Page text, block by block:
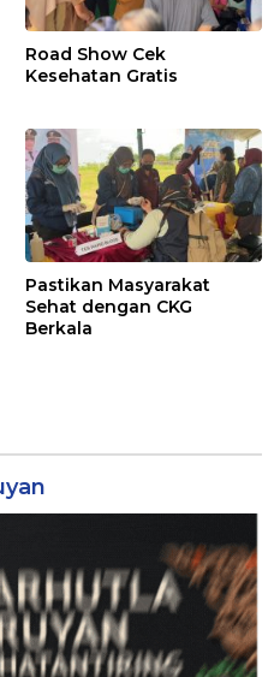
Road Show Cek
Kesehatan Gratis
Pastikan Masyarakat
Sehat dengan CKG
Berkala